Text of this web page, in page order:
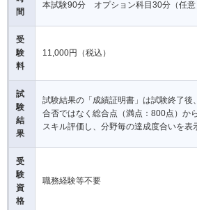
間
本試験90分 オプション科目30分（任意
受
験
料
11,000円（税込）
試
験
結
果
試験結果の「成績証明書」は試験終了後
合否ではなく総合点（満点：800点）か
スキル評価し、分野毎の達成度合いを表
受
験
資
格
職務経験等不要